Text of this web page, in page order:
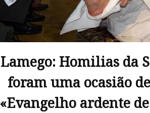
Lamego: Homilias da
foram uma ocasião
«Evangelho ardente